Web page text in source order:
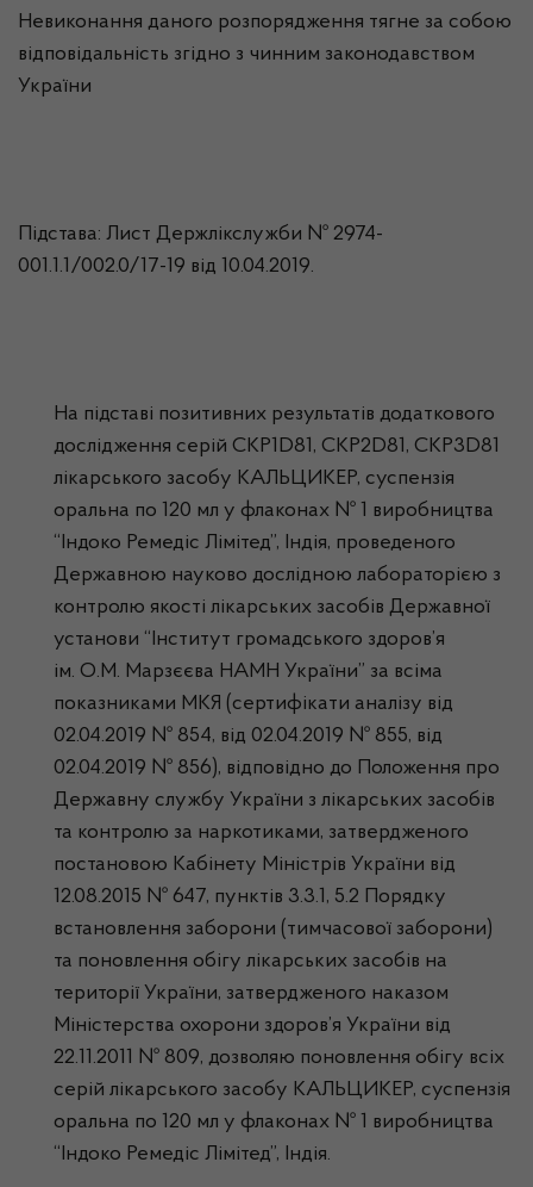
Невиконання даного розпорядження тягне за собою
відповідальність згідно з чинним законодавством
України
Підстава: Лист Держлікслужби № 2974-
001.1.1/002.0/17-19 від 10.04.2019.
На підставі позитивних результатів додаткового
дослідження серій CKP1D81, CKP2D81, CKP3D81
лікарського засобу КАЛЬЦИКЕР, суспензія
оральна по 120 мл у флаконах № 1 виробництва
“Індоко Ремедіс Лімітед”, Індія, проведеного
Державною науково дослідною лабораторією з
контролю якості лікарських засобів Державної
установи “Інститут громадського здоров’я
ім. О.М. Марзєєва НАМН України” за всіма
показниками МКЯ (сертифікати аналізу від
02.04.2019 № 854, від 02.04.2019 № 855, від
02.04.2019 № 856), відповідно до Положення про
Державну службу України з лікарських засобів
та контролю за наркотиками, затвердженого
постановою Кабінету Міністрів України від
12.08.2015 № 647, пунктів 3.3.1, 5.2 Порядку
встановлення заборони (тимчасової заборони)
та поновлення обігу лікарських засобів на
території України, затвердженого наказом
Міністерства охорони здоров’я України від
22.11.2011 № 809, дозволяю поновлення обігу всіх
серій лікарського засобу КАЛЬЦИКЕР, суспензія
оральна по 120 мл у флаконах № 1 виробництва
“Індоко Ремедіс Лімітед”, Індія.